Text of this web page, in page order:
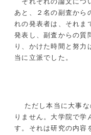
あと、２名の副査から
れの発表者は、それま
発表し、副査からの質
り、かけた時間と努力
当に立派でした。
ただし本当に大事な
りません。大学院で学
す。それは研究の内容